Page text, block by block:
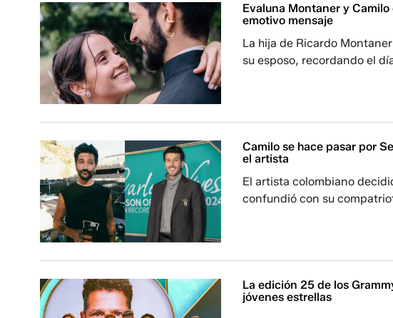
Evaluna Montaner y
emotivo mensaje
La hija de Ricardo
su esposo, recordando el
Camilo se hace pasar por
el artista
El artista colombiano
confundió con su
La edición 25 de los
jóvenes estrellas